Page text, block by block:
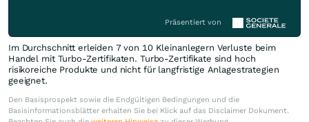
Präsentiert von
Im Durchschnitt erleiden 7 von 10 Kleinanlegern Verluste beim
Handel mit Turbo-Zertifikaten. Turbo-Zertifikate sind hoch
risikoreiche Produkte und nicht für langfristige Anlagestrategien
geeignet.
Den Basisprospekt sowie die Endgültigen Bedingungen und die
Basisinformationsblätter erhalten Sie bei Klick auf das Disclaimer Dokument.